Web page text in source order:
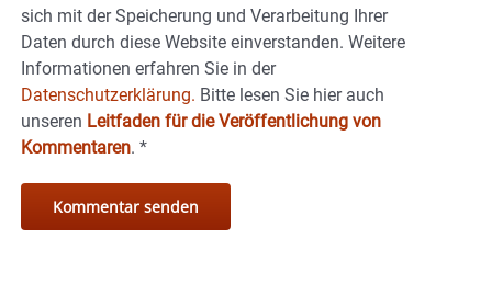
sich mit der Speicherung und Verarbeitung Ihrer
Daten durch diese Website einverstanden. Weitere
Informationen erfahren Sie in der
Datenschutzerklärung. Bitte lesen Sie hier auch
unseren Leitfaden für die Veröffentlichung von
Kommentaren. *